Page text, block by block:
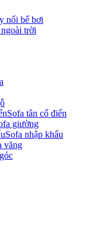
nổi bể bơi
trời
Sofa tân cổ điển
giường
Sofa nhập khẩu
văng